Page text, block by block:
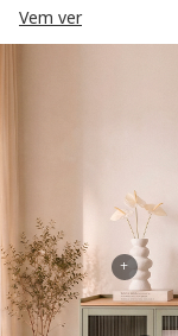
Vem ver
+